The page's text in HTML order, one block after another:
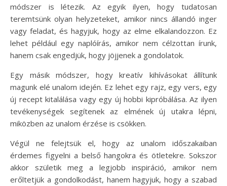
módszer is létezik. Az egyik ilyen, hogy tudatosan
teremtsünk olyan helyzeteket, amikor nincs állandó inger
vagy feladat, és hagyjuk, hogy az elme elkalandozzon. Ez
lehet például egy naplóírás, amikor nem célzottan írunk,
hanem csak engedjük, hogy jöjjenek a gondolatok.
Egy másik módszer, hogy kreatív kihívásokat állítunk
magunk elé unalom idején. Ez lehet egy rajz, egy vers, egy
új recept kitalálása vagy egy új hobbi kipróbálása. Az ilyen
tevékenységek segítenek az elmének új utakra lépni,
miközben az unalom érzése is csökken.
Végül ne felejtsük el, hogy az unalom időszakaiban
érdemes figyelni a belső hangokra és ötletekre. Sokszor
akkor születik meg a legjobb inspiráció, amikor nem
erőltetjük a gondolkodást, hanem hagyjuk, hogy a szabad